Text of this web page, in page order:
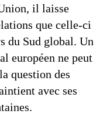
il laisse
que celle-ci
du Sud global. Un
européen ne peut
question des
avec ses